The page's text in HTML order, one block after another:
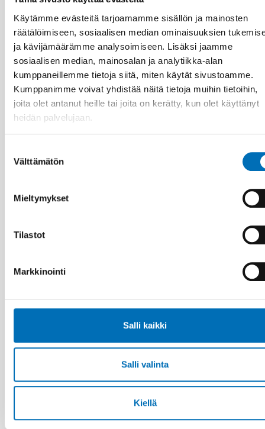
Käytämme evästeitä tarjoamamme sisällön ja mainosten
räätälöimiseen, sosiaalisen median ominaisuuksien
ja kävijämäärämme analysoimiseen. Lisäksi jaamme
sosiaalisen median, mainosalan ja analytiikka-alan
kumppaneillemme tietoja siitä, miten käytät sivustoamme.
Kumppanimme voivat yhdistää näitä tietoja muihin tietoihin,
joita olet antanut heille tai joita on kerätty, kun olet käyttänyt
heidän palvelujaan.
valinta
Välttämätön
Mieltymykset
Tilastot
Markkinointi
Salli kaikki
Salli valinta
Kiellä
Nordisk samarbeid om
funksjonshinderspørsmål – Årsrapport 2024